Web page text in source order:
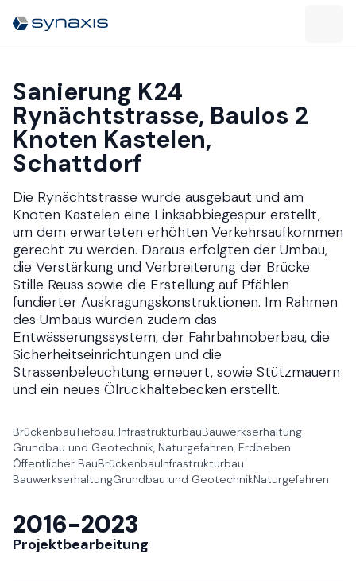
Sanierung K24
Rynächtstrasse, Baulos 2
Knoten Kastelen​​​​‌ ‍ ​‍​‍‌‍ ‌ ​‍‌‍‍‌‌‍‌ ‌‍‍‌‌‍ ‍​‍​‍​ ‍‍​‍​‍‌ ​ ‌‍​‌‌‍ ‍‌‍‍‌‌ ‌​‌ ‍‌​‍ ‍‌‍‍‌‌‍ ​‍​‍​‍ ​​‍​‍‌‍‍​‌ ​‍‌‍‌‌‌‍‌‍​‍​‍​ ‍‍​‍​‍‌‍‍​‌ ‌​‌ ‌​‌ ​​​ ‍‍​‍ ​‍ ‌‍ ​‌‍ ‌‍​ ‌‍​‌‌‍ ​‌‍‍​‌‍ ‌ ​ ‌ ‌​​ ‍‍​ ​ ​ ​ ​ ​ ​ ​ ​‍ ‌‍‍‌‌‍ ‍‌ ‌​‌‍‌‌‌‍ ‍‌ ‌​​‍ ‌‍‌‌‌‍‌​‌‍‍‌‌ ‌​​‍ ‌‍ ‌‌‍ ‌‍‌​‌‍‌‌​ ‌‌ ​​‌ ​‍‌‍‌‌‌ ​ ‌‍‌‌‌‍ ‍‌ ‌​‌‍​‌‌ ‌​‌‍‍‌‌‍ ‌‍ ‍​ ‍ ‌‍‍‌‌‍‌​​ ‌‌‍‌‌​ ‌‌‌‍‌‍​ ‌ ​ ‍‌‌‍‌‌‌‍​‍​ ​ ​‍ ‌‌‍‌‌​ ‌​‌‍‌​​ ‌​​‍ ‌​ ‌​​ ​‍‌‍‌‌‌‍​ ​‍ ‌‌‍​‍​ ‌‌​ ‌ ‌‍​‍​‍ ‌​ ​​​ ​‌​ ‌‌​ ​ ​ ‍‌​ ​ ‌‍‌‍​ ‌ ​ ‍​‌‍‌​​ ​ ​ ​ ​ ‍ ‌ ‌​‌ ‍‌‌ ​​‌‍‌‌​ ‌‌ ​​‌ ​‍‌‍ ‌‍‍‍‌‍‌‌‌‍​ ‌ ‌​​ ‍ ‌ ​​‌‍​‌‌ ‌​‌‍‍​​ ‌‌ ‌​‌‍‍‌‌ ‌​‌‍ ​‌‍‌‌​‍‌‌​ ‌‌‌​​‍‌‌ ‌‍‍ ‌‍‌‌‌ ‍‌​‍‌‌​ ​ ‌​‌​​‍‌‌​ ​ ‌​‌​​‍‌‌​ ​‍​ ​‍‌‍‌​‌‍‌‌​‍‌‌​ ​‍​ ​‍​‍‌‌​ ‌‌‌​‌​​‍ ‍‌ ‌‍‌‍​‌‌‍ ​‌ ‌‌‌‍‌‌​ ‌‍​‍‌‍​‌‌ ​ ‌‍‌‌‌‌‌‌‌ ​‍‌‍ ​​ ‌‌‍‍​‌ ‌​‌ ‌​‌ ​​​‍‌‌​ ​ ‌​​‌​‍‌‌​ ​‍‌​‌‍​‍‌‌​ ​‍‌​‌‍‌‍ ​‌‍ ‌‍​ ‌‍​‌‌‍ ​‌‍‍​‌‍ ‌ ​ ‌ ‌​​‍‌‌​ ​ ‌​​‌​ ​ ​ ​ ​ ​ ​ ​ ​‍‌‍‌‍‍‌‌‍‌​​ ‌‌‍‌‌​ ‌‌‌‍‌‍​ ‌ ​ ‍‌‌‍‌‌‌‍​‍​ ​ ​‍ ‌‌‍‌‌​ ‌​‌‍‌​​ ‌​​‍ ‌​ ‌​​ ​‍‌‍‌‌‌‍​ ​‍ ‌‌‍​‍​ ‌‌​ ‌ ‌‍​‍​‍ ‌​ ​​​ ​‌​ ‌‌​ ​ ​ ‍‌​ ​ ‌‍‌‍​ ‌ ​ ‍​‌‍‌​​ ​ ​ ​ ​‍‌‍‌ ‌​‌ ‍‌‌ ​​‌‍‌‌​ ‌‌ ​​‌ ​‍‌‍ ‌‍‍‍‌‍‌‌‌‍​ ‌ ‌​​‍‌‍‌ ​​‌‍​‌‌ ‌​‌‍‍​​ ‌‌ ‌​‌‍‍‌‌ ‌​‌‍ ​‌‍‌‌​‍‌‌​ ‌‌‌​​‍‌‌ ‌‍‍ ‌‍‌‌‌ ‍‌​‍‌‌​ ​ ‌​‌​​‍‌‌​ ​ ‌​‌​​‍‌‌​ ​‍​ ​‍‌‍‌​‌‍‌‌​‍‌‌​ ​‍​ ​‍​‍‌‌​ ‌‌‌​‌​​‍ ‍‌ ‌‍‌‍​‌‌‍ ​‌ ‌‌‌‍‌‌​‍‌‍‌ ​​‌‍‌‌‌ ​‍‌ ​ ‌ ​​‌‍‌‌‌‍​ ‌ ‌​‌‍‍‌‌ ‌‍‌‍‌‌​ ‌‌ ​​‌ ‌‌‌‍​‍‌‍ ​‌‍‍‌‌ ​ ‌‍‍​‌‍‌‌‌‍‌​​‍​‍‌ ‌,
Schattdorf​​​​‌ ‍ ​‍​‍‌‍ ‌ ​‍‌‍‍‌‌‍‌ ‌‍‍‌‌‍ ‍​‍​‍​ ‍‍​‍​‍‌ ​ ‌‍​‌‌‍ ‍‌‍‍‌‌ ‌​‌ ‍‌​‍ ‍‌‍‍‌‌‍ ​‍​‍​‍ ​​‍​‍‌‍‍​‌ ​‍‌‍‌‌‌‍‌‍​‍​‍​ ‍‍​‍​‍‌‍‍​‌ ‌​‌ ‌​‌ ​​​ ‍‍​‍ ​‍ ‌‍ ​‌‍ ‌‍​ ‌‍​‌‌‍ ​‌‍‍​‌‍ ‌ ​ ‌ ‌​​ ‍‍​ ​ ​ ​ ​ ​ ​ ​ ​‍ ‌‍‍‌‌‍ ‍‌ ‌​‌‍‌‌‌‍ ‍‌ ‌​​‍ ‌‍‌‌‌‍‌​‌‍‍‌‌ ‌​​‍ ‌‍ ‌‌‍ ‌‍‌​‌‍‌‌​ ‌‌ ​​‌ ​‍‌‍‌‌‌ ​ ‌‍‌‌‌‍ ‍‌ ‌​‌‍​‌‌ ‌​‌‍‍‌‌‍ ‌‍ ‍​ ‍ ‌‍‍‌‌‍‌​​ ‌‌‍‌‌​ ‌‌‌‍‌‍​ ‌ ​ ‍‌‌‍‌‌‌‍​‍​ ​ ​‍ ‌‌‍‌‌​ ‌​‌‍‌​​ ‌​​‍ ‌​ ‌​​ ​‍‌‍‌‌‌‍​ ​‍ ‌‌‍​‍​ ‌‌​ ‌ ‌‍​‍​‍ ‌​ ​​​ ​‌​ ‌‌​ ​ ​ ‍‌​ ​ ‌‍‌‍​ ‌ ​ ‍​‌‍‌​​ ​ ​ ​ ​ ‍ ‌ ‌​‌ ‍‌‌ ​​‌‍‌‌​ ‌‌ ​​‌ ​‍‌‍ ‌‍‍‍‌‍‌‌‌‍​ ‌ ‌​​ ‍ ‌ ​​‌‍​‌‌ ‌​‌‍‍​​ ‌‌‍ ​‌‍ ‌‍​ ‌‍​‌‌ ‌​‌‍‍‌‌‍ ‌‍ ‍​‍‌‌​ ‌‌‌​​‍‌‌ ‌‍‍ ‌‍‌‌‌ ‍‌​‍‌‌​ ​ ‌​‌​​‍‌‌​ ​ ‌​‌​​‍‌‌​ ​‍​ ​‍‌‍‌​‌‍‌‌​‍‌‌​ ​‍​ ​‍​‍‌‌​ ‌‌‌​‌​​‍ ‍‌ ‌‍‌‍​‌‌‍ ​‌ ‌‌‌‍‌‌​ ‌‍​‍‌‍​‌‌ ​ ‌‍‌‌‌‌‌‌‌ ​‍‌‍ ​​ ‌‌‍‍​‌ ‌​‌ ‌​‌ ​​​‍‌‌​ ​ ‌​​‌​‍‌‌​ ​‍‌​‌‍​‍‌‌​ ​‍‌​‌‍‌‍ ​‌‍ ‌‍​ ‌‍​‌‌‍ ​‌‍‍​‌‍ ‌ ​ ‌ ‌​​‍‌‌​ ​ ‌​​‌​ ​ ​ ​ ​ ​ ​ ​ ​‍‌‍‌‍‍‌‌‍‌​​ ‌‌‍‌‌​ ‌‌‌‍‌‍​ ‌ ​ ‍‌‌‍‌‌‌‍​‍​ ​ ​‍ ‌‌‍‌‌​ ‌​‌‍‌​​ ‌​​‍ ‌​ ‌​​ ​‍‌‍‌‌‌‍​ ​‍ ‌‌‍​‍​ ‌‌​ ‌ ‌‍​‍​‍ ‌​ ​​​ ​‌​ ‌‌​ ​ ​ ‍‌​ ​ ‌‍‌‍​ ‌ ​ ‍​‌‍‌​​ ​ ​ ​ ​‍‌‍‌ ‌​‌ ‍‌‌ ​​‌‍‌‌​ ‌‌ ​​‌ ​‍‌‍ ‌‍‍‍‌‍‌‌‌‍​ ‌ ‌​​‍‌‍‌ ​​‌‍​‌‌ ‌​‌‍‍​​ ‌‌‍ ​‌‍ ‌‍​ ‌‍​‌‌ ‌​‌‍‍‌‌‍ ‌‍ ‍​‍‌‌​ ‌‌‌​​‍‌‌ ‌‍‍ ‌‍‌‌‌ ‍‌​‍‌‌​ ​ ‌​‌​​‍‌‌​ ​ ‌​‌​​‍‌‌​ ​‍​ ​‍‌‍‌​‌‍‌‌​‍‌‌​ ​‍​ ​‍​‍‌‌​ ‌‌‌​‌​​‍ ‍‌ ‌‍‌‍​‌‌‍ ​‌ ‌‌‌‍‌‌​‍‌‍‌ ​​‌‍‌‌‌ ​‍‌ ​ ‌ ​​‌‍‌‌‌‍​ ‌ ‌​‌‍‍‌‌ ‌‍‌‍‌‌​ ‌‌ ​​‌ ‌‌‌‍​‍‌‍ ​‌‍‍‌‌ ​ ‌‍‍​‌‍‌‌‌‍‌​​‍​‍‌ ‌
Die Rynächtstrasse wurde ausgebaut und am
Knoten Kastelen eine Linksabbiegespur erstellt,
um dem erwarteten erhöhten Verkehrsaufkommen
gerecht zu werden. Daraus erfolgten der Umbau,
die Verstärkung und Verbreiterung der Brücke
Stille Reuss sowie die Erstellung auf Pfählen
fundierter Auskragungskonstruktionen. Im Rahmen
des Umbaus wurden zudem das
Entwässerungssystem, der Fahrbahnoberbau, die
Sicherheitseinrichtungen und die
Strassenbeleuchtung erneuert, sowie Stützmauern
und ein neues Ölrückhaltebecken erstellt.​​​​‌ ‍ ​‍​‍‌‍ ‌ ​‍‌‍‍‌‌‍‌ ‌‍‍‌‌‍ ‍​‍​‍​ ‍‍​‍​‍‌ ​ ‌‍​‌‌‍ ‍‌‍‍‌‌ ‌​‌ ‍‌​‍ ‍‌‍‍‌‌‍ ​‍​‍​‍ ​​‍​‍‌‍‍​‌ ​‍‌‍‌‌‌‍‌‍​‍​‍​ ‍‍​‍​‍‌‍‍​‌ ‌​‌ ‌​‌ ​​​ ‍‍​‍ ​‍ ‌‍ ​‌‍ ‌‍​ ‌‍​‌‌‍ ​‌‍‍​‌‍ ‌ ​ ‌ ‌​​ ‍‍​ ​ ​ ​ ​ ​ ​ ​ ​‍ ‌‍‍‌‌‍ ‍‌ ‌​‌‍‌‌‌‍ ‍‌ ‌​​‍ ‌‍‌‌‌‍‌​‌‍‍‌‌ ‌​​‍ ‌‍ ‌‌‍ ‌‍‌​‌‍‌‌​ ‌‌ ​​‌ ​‍‌‍‌‌‌ ​ ‌‍‌‌‌‍ ‍‌ ‌​‌‍​‌‌ ‌​‌‍‍‌‌‍ ‌‍ ‍​ ‍ ‌‍‍‌‌‍‌​​ ‌‌‍‌‌​ ‌‌‌‍‌‍​ ‌ ​ ‍‌‌‍‌‌‌‍​‍​ ​ ​‍ ‌‌‍‌‌​ ‌​‌‍‌​​ ‌​​‍ ‌​ ‌​​ ​‍‌‍‌‌‌‍​ ​‍ ‌‌‍​‍​ ‌‌​ ‌ ‌‍​‍​‍ ‌​ ​​​ ​‌​ ‌‌​ ​ ​ ‍‌​ ​ ‌‍‌‍​ ‌ ​ ‍​‌‍‌​​ ​ ​ ​ ​ ‍ ‌ ‌​‌ ‍‌‌ ​​‌‍‌‌​ ‌‌ ​​‌ ​‍‌‍ ‌‍‍‍‌‍‌‌‌‍​ ‌ ‌​​ ‍ ‌ ​​‌‍​‌‌ ‌​‌‍‍​​ ‌‌ ​ ‌‍‍​‌‍ ‌ ​‍‌ ‌​‌​‌​‌‍‌‌‌ ​ ‌‍​ ‌ ​‍‌‍‍‌‌ ​​‌ ‌​‌‍‍‌‌‍ ‌‍ ‍​‍‌‌​ ‌‌‌​​‍‌‌ ‌‍‍ ‌‍‌‌‌ ‍‌​‍‌‌​ ​ ‌​‌​​‍‌‌​ ​ ‌​‌​​‍‌‌​ ​‍​ ​‍‌‍‌​‌‍‌‌​‍‌‌​ ​‍​ ​‍​‍‌‌​ ‌‌‌​‌​​‍ ‍‌ ‌‍‌‍​‌‌‍ ​‌ ‌‌‌‍‌‌​ ‌‍​‍‌‍​‌‌ ​ ‌‍‌‌‌‌‌‌‌ ​‍‌‍ ​​ ‌‌‍‍​‌ ‌​‌ ‌​‌ ​​​‍‌‌​ ​ ‌​​‌​‍‌‌​ ​‍‌​‌‍​‍‌‌​ ​‍‌​‌‍‌‍ ​‌‍ ‌‍​ ‌‍​‌‌‍ ​‌‍‍​‌‍ ‌ ​ ‌ ‌​​‍‌‌​ ​ ‌​​‌​ ​ ​ ​ ​ ​ ​ ​ ​‍‌‍‌‍‍‌‌‍‌​​ ‌‌‍‌‌​ ‌‌‌‍‌‍​ ‌ ​ ‍‌‌‍‌‌‌‍​‍​ ​ ​‍ ‌‌‍‌‌​ ‌​‌‍‌​​ ‌​​‍ ‌​ ‌​​ ​‍‌‍‌‌‌‍​ ​‍ ‌‌‍​‍​ ‌‌​ ‌ ‌‍​‍​‍ ‌​ ​​​ ​‌​ ‌‌​ ​ ​ ‍‌​ ​ ‌‍‌‍​ ‌ ​ ‍​‌‍‌​​ ​ ​ ​ ​‍‌‍‌ ‌​‌ ‍‌‌ ​​‌‍‌‌​ ‌‌ ​​‌ ​‍‌‍ ‌‍‍‍‌‍‌‌‌‍​ ‌ ‌​​‍‌‍‌ ​​‌‍​‌‌ ‌​‌‍‍​​ ‌‌ ​ ‌‍‍​‌‍ ‌ ​‍‌ ‌​‌​‌​‌‍‌‌‌ ​ ‌‍​ ‌ ​‍‌‍‍‌‌ ​​‌ ‌​‌‍‍‌‌‍ ‌‍ ‍​‍‌‌​ ‌‌‌​​‍‌‌ ‌‍‍ ‌‍‌‌‌ ‍‌​‍‌‌​ ​ ‌​‌​​‍‌‌​ ​ ‌​‌​​‍‌‌​ ​‍​ ​‍‌‍‌​‌‍‌‌​‍‌‌​ ​‍​ ​‍​‍‌‌​ ‌‌‌​‌​​‍ ‍‌ ‌‍‌‍​‌‌‍ ​‌ ‌‌‌‍‌‌​‍‌‍‌ ​​‌‍‌‌‌ ​‍‌ ​ ‌ ​​‌‍‌‌‌‍​ ‌ ‌​‌‍‍‌‌ ‌‍‌‍‌‌​ ‌‌ ​​‌ ‌‌‌‍​‍‌‍ ​‌‍‍‌‌ ​ ‌‍‍​‌‍‌‌‌‍‌​​‍​‍‌ ‌
Brückenbau​​​​‌ ‍ ​‍​‍‌‍ ‌ ​‍‌‍‍‌‌‍‌ ‌‍‍‌‌‍ ‍​‍​‍​ ‍‍​‍​‍‌ ​ ‌‍​‌‌‍ ‍‌‍‍‌‌ ‌​‌ ‍‌​‍ ‍‌‍‍‌‌‍ ​‍​‍​‍ ​​‍​‍‌‍‍​‌ ​‍‌‍‌‌‌‍‌‍​‍​‍​ ‍‍​‍​‍‌‍‍​‌ ‌​‌ ‌​‌ ​​​ ‍‍​‍ ​‍ ‌‍ ​‌‍ ‌‍​ ‌‍​‌‌‍ ​‌‍‍​‌‍ ‌ ​ ‌ ‌​​ ‍‍​ ​ ​ ​ ​ ​ ​ ​ ​‍ ‌‍‍‌‌‍ ‍‌ ‌​‌‍‌‌‌‍ ‍‌ ‌​​‍ ‌‍‌‌‌‍‌​‌‍‍‌‌ ‌​​‍ ‌‍ ‌‌‍ ‌‍‌​‌‍‌‌​ ‌‌ ​​‌ ​‍‌‍‌‌‌ ​ ‌‍‌‌‌‍ ‍‌ ‌​‌‍​‌‌ ‌​‌‍‍‌‌‍ ‌‍ ‍​ ‍ ‌‍‍‌‌‍‌​​ ‌‌‌‍‌‌‍‍‌‌​‍‍‌‍‍‍‌ ​​‌ ‌‌‌ ‍​‌‍‍​‌ ‌ ​ ​ ‌‍‍‍‌‌‌​‌‍‌ ​ ‍‌‌ ‌ ​ ‌‍‌​‍‌‌‍‍ ‌‍ ‍‌‍‌​‌‌‌‍‌‍‌ ​ ‍ ‌ ‌​‌ ‍‌‌ ​​‌‍‌‌​ ‌‌ ​​‌ ​‍‌‍ ‌‍‍‍‌‍‌‌‌‍​ ‌ ‌​‌​​ ‌‍​‌‌ ‌​‌‍‌‌‌‍‌ ‌‍ ‌ ​‍‌ ‍‌​ ‍ ‌ ​​‌‍​‌‌ ‌​‌‍‍​​ ‌‌‍ ‍‌‍​‌‌‍ ‌‌‍‌‌​‍‌‌​ ‌‌‌​​‍‌‌ ‌‍‍ ‌‍‌‌‌ ‍‌​‍‌‌​ ​ ‌​‌​​‍‌‌​ ​ ‌​‌​​‍‌‌​ ​‍​ ​‍‌‍‌​‌‍‌‌​‍‌‌​ ​‍​ ​‍​‍‌‌​ ‌‌‌​‌​​‍ ‍‌ ‌‍‌‍​‌‌‍ ​‌ ‌‌‌‍‌‌​ ‌‍​‍‌‍​‌‌ ​ ‌‍‌‌‌‌‌‌‌ ​‍‌‍ ​​ ‌‌‍‍​‌ ‌​‌ ‌​‌ ​​​‍‌‌​ ​ ‌​​‌​‍‌‌​ ​‍‌​‌‍​‍‌‌​ ​‍‌​‌‍‌‍ ​‌‍ ‌‍​ ‌‍​‌‌‍ ​‌‍‍​‌‍ ‌ ​ ‌ ‌​​‍‌‌​ ​ ‌​​‌​ ​ ​ ​ ​ ​ ​ ​ ​‍‌‍‌‍‍‌‌‍‌​​ ‌‌‌‍‌‌‍‍‌‌​‍‍‌‍‍‍‌ ​​‌ ‌‌‌ ‍​‌‍‍​‌ ‌ ​ ​ ‌‍‍‍‌‌‌​‌‍‌ ​ ‍‌‌ ‌ ​ ‌‍‌​‍‌‌‍‍ ‌‍ ‍‌‍‌​‌‌‌‍‌‍‌ ​‍‌‍‌ ‌​‌ ‍‌‌ ​​‌‍‌‌​ ‌‌ ​​‌ ​‍‌‍ ‌‍‍‍‌‍‌‌‌‍​ ‌ ‌​‌​​ ‌‍​‌‌ ‌​‌‍‌‌‌‍‌ ‌‍ ‌ ​‍‌ ‍‌​‍‌‍‌ ​​‌‍​‌‌ ‌​‌‍‍​​ ‌‌‍ ‍‌‍​‌‌‍ ‌‌‍‌‌​‍‌‌​ ‌‌‌​​‍‌‌ ‌‍‍ ‌‍‌‌‌ ‍‌​‍‌‌​ ​ ‌​‌​​‍‌‌​ ​ ‌​‌​​‍‌‌​ ​‍​ ​‍‌‍‌​‌‍‌‌​‍‌‌​ ​‍​ ​‍​‍‌‌​ ‌‌‌​‌​​‍ ‍‌ ‌‍‌‍​‌‌‍ ​‌ ‌‌‌‍‌‌​‍‌‍‌ ​​‌‍‌‌‌ ​‍‌ ​ ‌ ​​‌‍‌‌‌‍​ ‌ ‌​‌‍‍‌‌ ‌‍‌‍‌‌​ ‌‌ ​​‌ ‌‌‌‍​‍‌‍ ​‌‍‍‌‌ ​ ‌‍‍​‌‍‌‌‌‍‌​​‍​‍‌ ‌Tiefbau, Infrastrukturbau​​​​‌ ‍ ​‍​‍‌‍ ‌ ​‍‌‍‍‌‌‍‌ ‌‍‍‌‌‍ ‍​‍​‍​ ‍‍​‍​‍‌ ​ ‌‍​‌‌‍ ‍‌‍‍‌‌ ‌​‌ ‍‌​‍ ‍‌‍‍‌‌‍ ​‍​‍​‍ ​​‍​‍‌‍‍​‌ ​‍‌‍‌‌‌‍‌‍​‍​‍​ ‍‍​‍​‍‌‍‍​‌ ‌​‌ ‌​‌ ​​​ ‍‍​‍ ​‍ ‌‍ ​‌‍ ‌‍​ ‌‍​‌‌‍ ​‌‍‍​‌‍ ‌ ​ ‌ ‌​​ ‍‍​ ​ ​ ​ ​ ​ ​ ​ ​‍ ‌‍‍‌‌‍ ‍‌ ‌​‌‍‌‌‌‍ ‍‌ ‌​​‍ ‌‍‌‌‌‍‌​‌‍‍‌‌ ‌​​‍ ‌‍ ‌‌‍ ‌‍‌​‌‍‌‌​ ‌‌ ​​‌ ​‍‌‍‌‌‌ ​ ‌‍‌‌‌‍ ‍‌ ‌​‌‍​‌‌ ‌​‌‍‍‌‌‍ ‌‍ ‍​ ‍ ‌‍‍‌‌‍‌​​ ‌‌ ‌ ‌‍​‍‌ ​ ‌‍ ​​ ‌​‌‍ ‍‌​​‍‌​ ‌‌‌​‍‌‍ ‌‌​ ‌‌‍‌‍‌‌‌ ‌ ‌‌‌​​‍‌ ​​‌​​‍‌‌‍​​ ‌ ‌​‍‌​ ‌ ‌‍‌ ​ ‍ ‌ ‌​‌ ‍‌‌ ​​‌‍‌‌​ ‌‌ ​​‌ ​‍‌‍ ‌‍‍‍‌‍‌‌‌‍​ ‌ ‌​‌​​ ‌‍​‌‌ ‌​‌‍‌‌‌‍‌ ‌‍ ‌ ​‍‌ ‍‌​ ‍ ‌ ​​‌‍​‌‌ ‌​‌‍‍​​ ‌‌‍ ‍‌‍​‌‌‍ ‌‌‍‌‌​‍‌‌​ ‌‌‌​​‍‌‌ ‌‍‍ ‌‍‌‌‌ ‍‌​‍‌‌​ ​ ‌​‌​​‍‌‌​ ​ ‌​‌​​‍‌‌​ ​‍​ ​‍‌‍‌​‌‍‌‌​‍‌‌​ ​‍​ ​‍​‍‌‌​ ‌‌‌​‌​​‍ ‍‌ ‌‍‌‍​‌‌‍ ​‌ ‌‌‌‍‌‌​ ‌‍​‍‌‍​‌‌ ​ ‌‍‌‌‌‌‌‌‌ ​‍‌‍ ​​ ‌‌‍‍​‌ ‌​‌ ‌​‌ ​​​‍‌‌​ ​ ‌​​‌​‍‌‌​ ​‍‌​‌‍​‍‌‌​ ​‍‌​‌‍‌‍ ​‌‍ ‌‍​ ‌‍​‌‌‍ ​‌‍‍​‌‍ ‌ ​ ‌ ‌​​‍‌‌​ ​ ‌​​‌​ ​ ​ ​ ​ ​ ​ ​ ​‍‌‍‌‍‍‌‌‍‌​​ ‌‌ ‌ ‌‍​‍‌ ​ ‌‍ ​​ ‌​‌‍ ‍‌​​‍‌​ ‌‌‌​‍‌‍ ‌‌​ ‌‌‍‌‍‌‌‌ ‌ ‌‌‌​​‍‌ ​​‌​​‍‌‌‍​​ ‌ ‌​‍‌​ ‌ ‌‍‌ ​‍‌‍‌ ‌​‌ ‍‌‌ ​​‌‍‌‌​ ‌‌ ​​‌ ​‍‌‍ ‌‍‍‍‌‍‌‌‌‍​ ‌ ‌​‌​​ ‌‍​‌‌ ‌​‌‍‌‌‌‍‌ ‌‍ ‌ ​‍‌ ‍‌​‍‌‍‌ ​​‌‍​‌‌ ‌​‌‍‍​​ ‌‌‍ ‍‌‍​‌‌‍ ‌‌‍‌‌​‍‌‌​ ‌‌‌​​‍‌‌ ‌‍‍ ‌‍‌‌‌ ‍‌​‍‌‌​ ​ ‌​‌​​‍‌‌​ ​ ‌​‌​​‍‌‌​ ​‍​ ​‍‌‍‌​‌‍‌‌​‍‌‌​ ​‍​ ​‍​‍‌‌​ ‌‌‌​‌​​‍ ‍‌ ‌‍‌‍​‌‌‍ ​‌ ‌‌‌‍‌‌​‍‌‍‌ ​​‌‍‌‌‌ ​‍‌ ​ ‌ ​​‌‍‌‌‌‍​ ‌ ‌​‌‍‍‌‌ ‌‍‌‍‌‌​ ‌‌ ​​‌ ‌‌‌‍​‍‌‍ ​‌‍‍‌‌ ​ ‌‍‍​‌‍‌‌‌‍‌​​‍​‍‌ ‌Bauwerkserhaltung​​​​‌ ‍ ​‍​‍‌‍ ‌ ​‍‌‍‍‌‌‍‌ ‌‍‍‌‌‍ ‍​‍​‍​ ‍‍​‍​‍‌ ​ ‌‍​‌‌‍ ‍‌‍‍‌‌ ‌​‌ ‍‌​‍ ‍‌‍‍‌‌‍ ​‍​‍​‍ ​​‍​‍‌‍‍​‌ ​‍‌‍‌‌‌‍‌‍​‍​‍​ ‍‍​‍​‍‌‍‍​‌ ‌​‌ ‌​‌ ​​​ ‍‍​‍ ​‍ ‌‍ ​‌‍ ‌‍​ ‌‍​‌‌‍ ​‌‍‍​‌‍ ‌ ​ ‌ ‌​​ ‍‍​ ​ ​ ​ ​ ​ ​ ​ ​‍ ‌‍‍‌‌‍ ‍‌ ‌​‌‍‌‌‌‍ ‍‌ ‌​​‍ ‌‍‌‌‌‍‌​‌‍‍‌‌ ‌​​‍ ‌‍ ‌‌‍ ‌‍‌​‌‍‌‌​ ‌‌ ​​‌ ​‍‌‍‌‌‌ ​ ‌‍‌‌‌‍ ‍‌ ‌​‌‍​‌‌ ‌​‌‍‍‌‌‍ ‌‍ ‍​ ‍ ‌‍‍‌‌‍‌​​ ‌‌‌‍‌‌‍‍‌‌​‍‍‌‍‍‍‌ ​​‌ ‌‌‌ ‍​‌‍‍​‌ ‌ ​ ​ ‌‍‍‍‌‌‌​‌‍‌ ​ ‍‌‌ ‌ ​ ‌‍‌​‍‌‌‍‍ ‌‍ ‍‌‍‌​‌‍​‌‌‌‌ ​ ‍ ‌ ‌​‌ ‍‌‌ ​​‌‍‌‌​ ‌‌ ​​‌ ​‍‌‍ ‌‍‍‍‌‍‌‌‌‍​ ‌ ‌​‌​​ ‌‍​‌‌ ‌​‌‍‌‌‌‍‌ ‌‍ ‌ ​‍‌ ‍‌​ ‍ ‌ ​​‌‍​‌‌ ‌​‌‍‍​​ ‌‌‍ ‍‌‍​‌‌‍ ‌‌‍‌‌​‍‌‌​ ‌‌‌​​‍‌‌ ‌‍‍ ‌‍‌‌‌ ‍‌​‍‌‌​ ​ ‌​‌​​‍‌‌​ ​ ‌​‌​​‍‌‌​ ​‍​ ​‍‌‍‌​‌‍‌‌​‍‌‌​ ​‍​ ​‍​‍‌‌​ ‌‌‌​‌​​‍ ‍‌ ‌‍‌‍​‌‌‍ ​‌ ‌‌‌‍‌‌​ ‌‍​‍‌‍​‌‌ ​ ‌‍‌‌‌‌‌‌‌ ​‍‌‍ ​​ ‌‌‍‍​‌ ‌​‌ ‌​‌ ​​​‍‌‌​ ​ ‌​​‌​‍‌‌​ ​‍‌​‌‍​‍‌‌​ ​‍‌​‌‍‌‍ ​‌‍ ‌‍​ ‌‍​‌‌‍ ​‌‍‍​‌‍ ‌ ​ ‌ ‌​​‍‌‌​ ​ ‌​​‌​ ​ ​ ​ ​ ​ ​ ​ ​‍‌‍‌‍‍‌‌‍‌​​ ‌‌‌‍‌‌‍‍‌‌​‍‍‌‍‍‍‌ ​​‌ ‌‌‌ ‍​‌‍‍​‌ ‌ ​ ​ ‌‍‍‍‌‌‌​‌‍‌ ​ ‍‌‌ ‌ ​ ‌‍‌​‍‌‌‍‍ ‌‍ ‍‌‍‌​‌‍​‌‌‌‌ ​‍‌‍‌ ‌​‌ ‍‌‌ ​​‌‍‌‌​ ‌‌ ​​‌ ​‍‌‍ ‌‍‍‍‌‍‌‌‌‍​ ‌ ‌​‌​​ ‌‍​‌‌ ‌​‌‍‌‌‌‍‌ ‌‍ ‌ ​‍‌ ‍‌​‍‌‍‌ ​​‌‍​‌‌ ‌​‌‍‍​​ ‌‌‍ ‍‌‍​‌‌‍ ‌‌‍‌‌​‍‌‌​ ‌‌‌​​‍‌‌ ‌‍‍ ‌‍‌‌‌ ‍‌​‍‌‌​ ​ ‌​‌​​‍‌‌​ ​ ‌​‌​​‍‌‌​ ​‍​ ​‍‌‍‌​‌‍‌‌​‍‌‌​ ​‍​ ​‍​‍‌‌​ ‌‌‌​‌​​‍ ‍‌ ‌‍‌‍​‌‌‍ ​‌ ‌‌‌‍‌‌​‍‌‍‌ ​​‌‍‌‌‌ ​‍‌ ​ ‌ ​​‌‍‌‌‌‍​ ‌ ‌​‌‍‍‌‌ ‌‍‌‍‌‌​ ‌‌ ​​‌ ‌‌‌‍​‍‌‍ ​‌‍‍‌‌ ​ ‌‍‍​‌‍‌‌‌‍‌​​‍​‍‌ ‌
Grundbau und Geotechnik, Naturgefahren, Erdbeben​​​​‌ ‍ ​‍​‍‌‍ ‌ ​‍‌‍‍‌‌‍‌ ‌‍‍‌‌‍ ‍​‍​‍​ ‍‍​‍​‍‌ ​ ‌‍​‌‌‍ ‍‌‍‍‌‌ ‌​‌ ‍‌​‍ ‍‌‍‍‌‌‍ ​‍​‍​‍ ​​‍​‍‌‍‍​‌ ​‍‌‍‌‌‌‍‌‍​‍​‍​ ‍‍​‍​‍‌‍‍​‌ ‌​‌ ‌​‌ ​​​ ‍‍​‍ ​‍ ‌‍ ​‌‍ ‌‍​ ‌‍​‌‌‍ ​‌‍‍​‌‍ ‌ ​ ‌ ‌​​ ‍‍​ ​ ​ ​ ​ ​ ​ ​ ​‍ ‌‍‍‌‌‍ ‍‌ ‌​‌‍‌‌‌‍ ‍‌ ‌​​‍ ‌‍‌‌‌‍‌​‌‍‍‌‌ ‌​​‍ ‌‍ ‌‌‍ ‌‍‌​‌‍‌‌​ ‌‌ ​​‌ ​‍‌‍‌‌‌ ​ ‌‍‌‌‌‍ ‍‌ ‌​‌‍​‌‌ ‌​‌‍‍‌‌‍ ‌‍ ‍​ ‍ ‌‍‍‌‌‍‌​​ ‌‌‌‍‌‌‍‍‌‌​‍‍‌‍‍‍‌ ​​‌ ‌‌‌ ‍​‌‍‍​‌ ‌ ​ ​ ‌‍‍‍‌‌‌​‌‍‌ ​ ‍‌‌ ‌ ​ ‌‍‌​‍‌‌‍‍ ‌‍ ‍‌‍‌​‌‍‌‍‌​ ‌​ ‍ ‌ ‌​‌ ‍‌‌ ​​‌‍‌‌​ ‌‌ ​​‌ ​‍‌‍ ‌‍‍‍‌‍‌‌‌‍​ ‌ ‌​‌​​ ‌‍​‌‌ ‌​‌‍‌‌‌‍‌ ‌‍ ‌ ​‍‌ ‍‌​ ‍ ‌ ​​‌‍​‌‌ ‌​‌‍‍​​ ‌‌‍ ‍‌‍​‌‌‍ ‌‌‍‌‌​‍‌‌​ ‌‌‌​​‍‌‌ ‌‍‍ ‌‍‌‌‌ ‍‌​‍‌‌​ ​ ‌​‌​​‍‌‌​ ​ ‌​‌​​‍‌‌​ ​‍​ ​‍‌‍‌​‌‍‌‌​‍‌‌​ ​‍​ ​‍​‍‌‌​ ‌‌‌​‌​​‍ ‍‌ ‌‍‌‍​‌‌‍ ​‌ ‌‌‌‍‌‌​ ‌‍​‍‌‍​‌‌ ​ ‌‍‌‌‌‌‌‌‌ ​‍‌‍ ​​ ‌‌‍‍​‌ ‌​‌ ‌​‌ ​​​‍‌‌​ ​ ‌​​‌​‍‌‌​ ​‍‌​‌‍​‍‌‌​ ​‍‌​‌‍‌‍ ​‌‍ ‌‍​ ‌‍​‌‌‍ ​‌‍‍​‌‍ ‌ ​ ‌ ‌​​‍‌‌​ ​ ‌​​‌​ ​ ​ ​ ​ ​ ​ ​ ​‍‌‍‌‍‍‌‌‍‌​​ ‌‌‌‍‌‌‍‍‌‌​‍‍‌‍‍‍‌ ​​‌ ‌‌‌ ‍​‌‍‍​‌ ‌ ​ ​ ‌‍‍‍‌‌‌​‌‍‌ ​ ‍‌‌ ‌ ​ ‌‍‌​‍‌‌‍‍ ‌‍ ‍‌‍‌​‌‍‌‍‌​ ‌​‍‌‍‌ ‌​‌ ‍‌‌ ​​‌‍‌‌​ ‌‌ ​​‌ ​‍‌‍ ‌‍‍‍‌‍‌‌‌‍​ ‌ ‌​‌​​ ‌‍​‌‌ ‌​‌‍‌‌‌‍‌ ‌‍ ‌ ​‍‌ ‍‌​‍‌‍‌ ​​‌‍​‌‌ ‌​‌‍‍​​ ‌‌‍ ‍‌‍​‌‌‍ ‌‌‍‌‌​‍‌‌​ ‌‌‌​​‍‌‌ ‌‍‍ ‌‍‌‌‌ ‍‌​‍‌‌​ ​ ‌​‌​​‍‌‌​ ​ ‌​‌​​‍‌‌​ ​‍​ ​‍‌‍‌​‌‍‌‌​‍‌‌​ ​‍​ ​‍​‍‌‌​ ‌‌‌​‌​​‍ ‍‌ ‌‍‌‍​‌‌‍ ​‌ ‌‌‌‍‌‌​‍‌‍‌ ​​‌‍‌‌‌ ​‍‌ ​ ‌ ​​‌‍‌‌‌‍​ ‌ ‌​‌‍‍‌‌ ‌‍‌‍‌‌​ ‌‌ ​​‌ ‌‌‌‍​‍‌‍ ​‌‍‍‌‌ ​ ‌‍‍​‌‍‌‌‌‍‌​​‍​‍‌ ‌
Öffentlicher Bau​​​​‌ ‍ ​‍​‍‌‍ ‌ ​‍‌‍‍‌‌‍‌ ‌‍‍‌‌‍ ‍​‍​‍​ ‍‍​‍​‍‌ ​ ‌‍​‌‌‍ ‍‌‍‍‌‌ ‌​‌ ‍‌​‍ ‍‌‍‍‌‌‍ ​‍​‍​‍ ​​‍​‍‌‍‍​‌ ​‍‌‍‌‌‌‍‌‍​‍​‍​ ‍‍​‍​‍‌‍‍​‌ ‌​‌ ‌​‌ ​​​ ‍‍​‍ ​‍ ‌‍ ​‌‍ ‌‍​ ‌‍​‌‌‍ ​‌‍‍​‌‍ ‌ ​ ‌ ‌​​ ‍‍​ ​ ​ ​ ​ ​ ​ ​ ​‍ ‌‍‍‌‌‍ ‍‌ ‌​‌‍‌‌‌‍ ‍‌ ‌​​‍ ‌‍‌‌‌‍‌​‌‍‍‌‌ ‌​​‍ ‌‍ ‌‌‍ ‌‍‌​‌‍‌‌​ ‌‌ ​​‌ ​‍‌‍‌‌‌ ​ ‌‍‌‌‌‍ ‍‌ ‌​‌‍​‌‌ ‌​‌‍‍‌‌‍ ‌‍ ‍​ ‍ ‌‍‍‌‌‍‌​​ ‌‌ ‌ ‌‍​‍‌ ​ ‌‍ ​​ ‌​‌‍ ‍‌​​‍‌​ ‌‌‌​‍‌‍ ‌‌​ ‌‌‍‌‍‌‌‌ ‌ ‌‌‌​​‍‌ ​​‌​​‍‌‌‍​​ ‌ ‌​‍‌‌‍‍‌‌​​‌​ ‍ ‌ ‌​‌ ‍‌‌ ​​‌‍‌‌​ ‌‌ ​​‌ ​‍‌‍ ‌‍‍‍‌‍‌‌‌‍​ ‌ ‌​‌​​ ‌‍​‌‌ ‌​‌‍‌‌‌‍‌ ‌‍ ‌ ​‍‌ ‍‌​ ‍ ‌ ​​‌‍​‌‌ ‌​‌‍‍​​ ‌‌‍ ‍‌‍​‌‌‍ ‌‌‍‌‌​‍‌‌​ ‌‌‌​​‍‌‌ ‌‍‍ ‌‍‌‌‌ ‍‌​‍‌‌​ ​ ‌​‌​​‍‌‌​ ​ ‌​‌​​‍‌‌​ ​‍​ ​‍‌‍‌​‌‍‌‌​‍‌‌​ ​‍​ ​‍​‍‌‌​ ‌‌‌​‌​​‍ ‍‌ ‌‍‌‍​‌‌‍ ​‌ ‌‌‌‍‌‌​ ‌‍​‍‌‍​‌‌ ​ ‌‍‌‌‌‌‌‌‌ ​‍‌‍ ​​ ‌‌‍‍​‌ ‌​‌ ‌​‌ ​​​‍‌‌​ ​ ‌​​‌​‍‌‌​ ​‍‌​‌‍​‍‌‌​ ​‍‌​‌‍‌‍ ​‌‍ ‌‍​ ‌‍​‌‌‍ ​‌‍‍​‌‍ ‌ ​ ‌ ‌​​‍‌‌​ ​ ‌​​‌​ ​ ​ ​ ​ ​ ​ ​ ​‍‌‍‌‍‍‌‌‍‌​​ ‌‌ ‌ ‌‍​‍‌ ​ ‌‍ ​​ ‌​‌‍ ‍‌​​‍‌​ ‌‌‌​‍‌‍ ‌‌​ ‌‌‍‌‍‌‌‌ ‌ ‌‌‌​​‍‌ ​​‌​​‍‌‌‍​​ ‌ ‌​‍‌‌‍‍‌‌​​‌​‍‌‍‌ ‌​‌ ‍‌‌ ​​‌‍‌‌​ ‌‌ ​​‌ ​‍‌‍ ‌‍‍‍‌‍‌‌‌‍​ ‌ ‌​‌​​ ‌‍​‌‌ ‌​‌‍‌‌‌‍‌ ‌‍ ‌ ​‍‌ ‍‌​‍‌‍‌ ​​‌‍​‌‌ ‌​‌‍‍​​ ‌‌‍ ‍‌‍​‌‌‍ ‌‌‍‌‌​‍‌‌​ ‌‌‌​​‍‌‌ ‌‍‍ ‌‍‌‌‌ ‍‌​‍‌‌​ ​ ‌​‌​​‍‌‌​ ​ ‌​‌​​‍‌‌​ ​‍​ ​‍‌‍‌​‌‍‌‌​‍‌‌​ ​‍​ ​‍​‍‌‌​ ‌‌‌​‌​​‍ ‍‌ ‌‍‌‍​‌‌‍ ​‌ ‌‌‌‍‌‌​‍‌‍‌ ​​‌‍‌‌‌ ​‍‌ ​ ‌ ​​‌‍‌‌‌‍​ ‌ ‌​‌‍‍‌‌ ‌‍‌‍‌‌​ ‌‌ ​​‌ ‌‌‌‍​‍‌‍ ​‌‍‍‌‌ ​ ‌‍‍​‌‍‌‌‌‍‌​​‍​‍‌ ‌Brückenbau​​​​‌ ‍ ​‍​‍‌‍ ‌ ​‍‌‍‍‌‌‍‌ ‌‍‍‌‌‍ ‍​‍​‍​ ‍‍​‍​‍‌ ​ ‌‍​‌‌‍ ‍‌‍‍‌‌ ‌​‌ ‍‌​‍ ‍‌‍‍‌‌‍ ​‍​‍​‍ ​​‍​‍‌‍‍​‌ ​‍‌‍‌‌‌‍‌‍​‍​‍​ ‍‍​‍​‍‌‍‍​‌ ‌​‌ ‌​‌ ​​​ ‍‍​‍ ​‍ ‌‍ ​‌‍ ‌‍​ ‌‍​‌‌‍ ​‌‍‍​‌‍ ‌ ​ ‌ ‌​​ ‍‍​ ​ ​ ​ ​ ​ ​ ​ ​‍ ‌‍‍‌‌‍ ‍‌ ‌​‌‍‌‌‌‍ ‍‌ ‌​​‍ ‌‍‌‌‌‍‌​‌‍‍‌‌ ‌​​‍ ‌‍ ‌‌‍ ‌‍‌​‌‍‌‌​ ‌‌ ​​‌ ​‍‌‍‌‌‌ ​ ‌‍‌‌‌‍ ‍‌ ‌​‌‍​‌‌ ‌​‌‍‍‌‌‍ ‌‍ ‍​ ‍ ‌‍‍‌‌‍‌​​ ‌​ ‌‍‌‍​‍‌‍​‍​ ‌​​ ​‍‌‍‌‍‌‍‌‌​ ‌‍​‍ ‌​ ​‌​ ‌ ‌‍​‌​ ‍​​‍ ‌​ ‌​‌‍​ ‌‍‌‍‌‍‌‍​‍ ‌​ ‍​​ ‌‍​ ‍​‌‍‌‌​‍ ‌​ ​​​ ​​​ ​‌​ ‌ ​ ​‍​ ‌ ​ ‍​​ ‌ ‌‍‌‍​ ​‌‌‍​ ‌‍​‌​ ‍ ‌ ‌​‌ ‍‌‌ ​​‌‍‌‌​ ‌‌‍​ ‌‍ ‌‍ ‌‌ ​​‌‍‌‌‌ ‌​‌‍‌‌‌‍ ‍‌‍​ ‌‍‌‌​ ‍ ‌ ​​‌‍​‌‌ ‌​‌‍‍​​ ‌‌‍ ‍‌‍​‌‌‍ ‌‌‍‌‌​‍‌‌​ ‌‌‌​​‍‌‌ ‌‍‍ ‌‍‌‌‌ ‍‌​‍‌‌​ ​ ‌​‌​​‍‌‌​ ​ ‌​‌​​‍‌‌​ ​‍​ ​‍‌‍‌​‌‍‌‌​‍‌‌​ ​‍​ ​‍​‍‌‌​ ‌‌‌​‌​​‍ ‍‌ ‌‍‌‍​‌‌‍ ​‌ ‌‌‌‍‌‌​ ‌‍​‍‌‍​‌‌ ​ ‌‍‌‌‌‌‌‌‌ ​‍‌‍ ​​ ‌‌‍‍​‌ ‌​‌ ‌​‌ ​​​‍‌‌​ ​ ‌​​‌​‍‌‌​ ​‍‌​‌‍​‍‌‌​ ​‍‌​‌‍‌‍ ​‌‍ ‌‍​ ‌‍​‌‌‍ ​‌‍‍​‌‍ ‌ ​ ‌ ‌​​‍‌‌​ ​ ‌​​‌​ ​ ​ ​ ​ ​ ​ ​ ​‍‌‍‌‍‍‌‌‍‌​​ ‌​ ‌‍‌‍​‍‌‍​‍​ ‌​​ ​‍‌‍‌‍‌‍‌‌​ ‌‍​‍ ‌​ ​‌​ ‌ ‌‍​‌​ ‍​​‍ ‌​ ‌​‌‍​ ‌‍‌‍‌‍‌‍​‍ ‌​ ‍​​ ‌‍​ ‍​‌‍‌‌​‍ ‌​ ​​​ ​​​ ​‌​ ‌ ​ ​‍​ ‌ ​ ‍​​ ‌ ‌‍‌‍​ ​‌‌‍​ ‌‍​‌​‍‌‍‌ ‌​‌ ‍‌‌ ​​‌‍‌‌​ ‌‌‍​ ‌‍ ‌‍ ‌‌ ​​‌‍‌‌‌ ‌​‌‍‌‌‌‍ ‍‌‍​ ‌‍‌‌​‍‌‍‌ ​​‌‍​‌‌ ‌​‌‍‍​​ ‌‌‍ ‍‌‍​‌‌‍ ‌‌‍‌‌​‍‌‌​ ‌‌‌​​‍‌‌ ‌‍‍ ‌‍‌‌‌ ‍‌​‍‌‌​ ​ ‌​‌​​‍‌‌​ ​ ‌​‌​​‍‌‌​ ​‍​ ​‍‌‍‌​‌‍‌‌​‍‌‌​ ​‍​ ​‍​‍‌‌​ ‌‌‌​‌​​‍ ‍‌ ‌‍‌‍​‌‌‍ ​‌ ‌‌‌‍‌‌​‍‌‍‌ ​​‌‍‌‌‌ ​‍‌ ​ ‌ ​​‌‍‌‌‌‍​ ‌ ‌​‌‍‍‌‌ ‌‍‌‍‌‌​ ‌‌ ​​‌ ‌‌‌‍​‍‌‍ ​‌‍‍‌‌ ​ ‌‍‍​‌‍‌‌‌‍‌​​‍​‍‌ ‌Infrastrukturbau​​​​‌ ‍ ​‍​‍‌‍ ‌ ​‍‌‍‍‌‌‍‌ ‌‍‍‌‌‍ ‍​‍​‍​ ‍‍​‍​‍‌ ​ ‌‍​‌‌‍ ‍‌‍‍‌‌ ‌​‌ ‍‌​‍ ‍‌‍‍‌‌‍ ​‍​‍​‍ ​​‍​‍‌‍‍​‌ ​‍‌‍‌‌‌‍‌‍​‍​‍​ ‍‍​‍​‍‌‍‍​‌ ‌​‌ ‌​‌ ​​​ ‍‍​‍ ​‍ ‌‍ ​‌‍ ‌‍​ ‌‍​‌‌‍ ​‌‍‍​‌‍ ‌ ​ ‌ ‌​​ ‍‍​ ​ ​ ​ ​ ​ ​ ​ ​‍ ‌‍‍‌‌‍ ‍‌ ‌​‌‍‌‌‌‍ ‍‌ ‌​​‍ ‌‍‌‌‌‍‌​‌‍‍‌‌ ‌​​‍ ‌‍ ‌‌‍ ‌‍‌​‌‍‌‌​ ‌‌ ​​‌ ​‍‌‍‌‌‌ ​ ‌‍‌‌‌‍ ‍‌ ‌​‌‍​‌‌ ‌​‌‍‍‌‌‍ ‌‍ ‍​ ‍ ‌‍‍‌‌‍‌​​ ‌‌‍​‍​ ​‌‌‍​‍​ ​‍​ ‌​‌‍‌​‌‍​‌​ ‌ ​‍ ‌‌‍‌​‌‍‌‌​ ‌​​ ‍​​‍ ‌​ ‌​​ ‌​​ ‍‌‌‍​‍​‍ ‌‌‍​‌​ ​ ​ ‌ ‌‍​‌​‍ ‌​ ​‌​ ‌ ‌‍​‌​ ‍‌​ ​ ​ ‍​‌‍‌​‌‍‌‍‌‍​‍​ ‌‌‌‍​ ‌‍​‌​ ‍ ‌ ‌​‌ ‍‌‌ ​​‌‍‌‌​ ‌‌‍​ ‌‍ ‌‍ ‌‌ ​​‌‍‌‌‌ ‌​‌‍‌‌‌‍ ‍‌‍​ ‌‍‌‌​ ‍ ‌ ​​‌‍​‌‌ ‌​‌‍‍​​ ‌‌‍ ‍‌‍​‌‌‍ ‌‌‍‌‌​‍‌‌​ ‌‌‌​​‍‌‌ ‌‍‍ ‌‍‌‌‌ ‍‌​‍‌‌​ ​ ‌​‌​​‍‌‌​ ​ ‌​‌​​‍‌‌​ ​‍​ ​‍‌‍‌​‌‍‌‌​‍‌‌​ ​‍​ ​‍​‍‌‌​ ‌‌‌​‌​​‍ ‍‌ ‌‍‌‍​‌‌‍ ​‌ ‌‌‌‍‌‌​ ‌‍​‍‌‍​‌‌ ​ ‌‍‌‌‌‌‌‌‌ ​‍‌‍ ​​ ‌‌‍‍​‌ ‌​‌ ‌​‌ ​​​‍‌‌​ ​ ‌​​‌​‍‌‌​ ​‍‌​‌‍​‍‌‌​ ​‍‌​‌‍‌‍ ​‌‍ ‌‍​ ‌‍​‌‌‍ ​‌‍‍​‌‍ ‌ ​ ‌ ‌​​‍‌‌​ ​ ‌​​‌​ ​ ​ ​ ​ ​ ​ ​ ​‍‌‍‌‍‍‌‌‍‌​​ ‌‌‍​‍​ ​‌‌‍​‍​ ​‍​ ‌​‌‍‌​‌‍​‌​ ‌ ​‍ ‌‌‍‌​‌‍‌‌​ ‌​​ ‍​​‍ ‌​ ‌​​ ‌​​ ‍‌‌‍​‍​‍ ‌‌‍​‌​ ​ ​ ‌ ‌‍​‌​‍ ‌​ ​‌​ ‌ ‌‍​‌​ ‍‌​ ​ ​ ‍​‌‍‌​‌‍‌‍‌‍​‍​ ‌‌‌‍​ ‌‍​‌​‍‌‍‌ ‌​‌ ‍‌‌ ​​‌‍‌‌​ ‌‌‍​ ‌‍ ‌‍ ‌‌ ​​‌‍‌‌‌ ‌​‌‍‌‌‌‍ ‍‌‍​ ‌‍‌‌​‍‌‍‌ ​​‌‍​‌‌ ‌​‌‍‍​​ ‌‌‍ ‍‌‍​‌‌‍ ‌‌‍‌‌​‍‌‌​ ‌‌‌​​‍‌‌ ‌‍‍ ‌‍‌‌‌ ‍‌​‍‌‌​ ​ ‌​‌​​‍‌‌​ ​ ‌​‌​​‍‌‌​ ​‍​ ​‍‌‍‌​‌‍‌‌​‍‌‌​ ​‍​ ​‍​‍‌‌​ ‌‌‌​‌​​‍ ‍‌ ‌‍‌‍​‌‌‍ ​‌ ‌‌‌‍‌‌​‍‌‍‌ ​​‌‍‌‌‌ ​‍‌ ​ ‌ ​​‌‍‌‌‌‍​ ‌ ‌​‌‍‍‌‌ ‌‍‌‍‌‌​ ‌‌ ​​‌ ‌‌‌‍​‍‌‍ ​‌‍‍‌‌ ​ ‌‍‍​‌‍‌‌‌‍‌​​‍​‍‌ ‌
Bauwerkserhaltung​​​​‌ ‍ ​‍​‍‌‍ ‌ ​‍‌‍‍‌‌‍‌ ‌‍‍‌‌‍ ‍​‍​‍​ ‍‍​‍​‍‌ ​ ‌‍​‌‌‍ ‍‌‍‍‌‌ ‌​‌ ‍‌​‍ ‍‌‍‍‌‌‍ ​‍​‍​‍ ​​‍​‍‌‍‍​‌ ​‍‌‍‌‌‌‍‌‍​‍​‍​ ‍‍​‍​‍‌‍‍​‌ ‌​‌ ‌​‌ ​​​ ‍‍​‍ ​‍ ‌‍ ​‌‍ ‌‍​ ‌‍​‌‌‍ ​‌‍‍​‌‍ ‌ ​ ‌ ‌​​ ‍‍​ ​ ​ ​ ​ ​ ​ ​ ​‍ ‌‍‍‌‌‍ ‍‌ ‌​‌‍‌‌‌‍ ‍‌ ‌​​‍ ‌‍‌‌‌‍‌​‌‍‍‌‌ ‌​​‍ ‌‍ ‌‌‍ ‌‍‌​‌‍‌‌​ ‌‌ ​​‌ ​‍‌‍‌‌‌ ​ ‌‍‌‌‌‍ ‍‌ ‌​‌‍​‌‌ ‌​‌‍‍‌‌‍ ‌‍ ‍​ ‍ ‌‍‍‌‌‍‌​​ ‌​ ​​​ ​​‌‍​ ​ ‍​‌‍‌​‌‍‌​‌‍‌​​ ​‍​‍ ‌​ ‌‍​ ​‌​ ​ ‌‍​‍​‍ ‌​ ‌​​ ‌​‌‍‌‌‌‍​ ​‍ ‌‌‍​‌​ ‌ ​ ‌​‌‍​‍​‍ ‌​ ​​​ ​​‌‍​‍‌‍‌‌‌‍​ ​ ‌‌​ ‌‌​ ​‍​ ​ ‌‍​ ‌‍​‌​ ​‍​ ‍ ‌ ‌​‌ ‍‌‌ ​​‌‍‌‌​ ‌‌‍​ ‌‍ ‌‍ ‌‌ ​​‌‍‌‌‌ ‌​‌‍‌‌‌‍ ‍‌‍​ ‌‍‌‌​ ‍ ‌ ​​‌‍​‌‌ ‌​‌‍‍​​ ‌‌‍ ‍‌‍​‌‌‍ ‌‌‍‌‌​‍‌‌​ ‌‌‌​​‍‌‌ ‌‍‍ ‌‍‌‌‌ ‍‌​‍‌‌​ ​ ‌​‌​​‍‌‌​ ​ ‌​‌​​‍‌‌​ ​‍​ ​‍‌‍‌​‌‍‌‌​‍‌‌​ ​‍​ ​‍​‍‌‌​ ‌‌‌​‌​​‍ ‍‌ ‌‍‌‍​‌‌‍ ​‌ ‌‌‌‍‌‌​ ‌‍​‍‌‍​‌‌ ​ ‌‍‌‌‌‌‌‌‌ ​‍‌‍ ​​ ‌‌‍‍​‌ ‌​‌ ‌​‌ ​​​‍‌‌​ ​ ‌​​‌​‍‌‌​ ​‍‌​‌‍​‍‌‌​ ​‍‌​‌‍‌‍ ​‌‍ ‌‍​ ‌‍​‌‌‍ ​‌‍‍​‌‍ ‌ ​ ‌ ‌​​‍‌‌​ ​ ‌​​‌​ ​ ​ ​ ​ ​ ​ ​ ​‍‌‍‌‍‍‌‌‍‌​​ ‌​ ​​​ ​​‌‍​ ​ ‍​‌‍‌​‌‍‌​‌‍‌​​ ​‍​‍ ‌​ ‌‍​ ​‌​ ​ ‌‍​‍​‍ ‌​ ‌​​ ‌​‌‍‌‌‌‍​ ​‍ ‌‌‍​‌​ ‌ ​ ‌​‌‍​‍​‍ ‌​ ​​​ ​​‌‍​‍‌‍‌‌‌‍​ ​ ‌‌​ ‌‌​ ​‍​ ​ ‌‍​ ‌‍​‌​ ​‍​‍‌‍‌ ‌​‌ ‍‌‌ ​​‌‍‌‌​ ‌‌‍​ ‌‍ ‌‍ ‌‌ ​​‌‍‌‌‌ ‌​‌‍‌‌‌‍ ‍‌‍​ ‌‍‌‌​‍‌‍‌ ​​‌‍​‌‌ ‌​‌‍‍​​ ‌‌‍ ‍‌‍​‌‌‍ ‌‌‍‌‌​‍‌‌​ ‌‌‌​​‍‌‌ ‌‍‍ ‌‍‌‌‌ ‍‌​‍‌‌​ ​ ‌​‌​​‍‌‌​ ​ ‌​‌​​‍‌‌​ ​‍​ ​‍‌‍‌​‌‍‌‌​‍‌‌​ ​‍​ ​‍​‍‌‌​ ‌‌‌​‌​​‍ ‍‌ ‌‍‌‍​‌‌‍ ​‌ ‌‌‌‍‌‌​‍‌‍‌ ​​‌‍‌‌‌ ​‍‌ ​ ‌ ​​‌‍‌‌‌‍​ ‌ ‌​‌‍‍‌‌ ‌‍‌‍‌‌​ ‌‌ ​​‌ ‌‌‌‍​‍‌‍ ​‌‍‍‌‌ ​ ‌‍‍​‌‍‌‌‌‍‌​​‍​‍‌ ‌Grundbau und Geotechnik​​​​‌ ‍ ​‍​‍‌‍ ‌ ​‍‌‍‍‌‌‍‌ ‌‍‍‌‌‍ ‍​‍​‍​ ‍‍​‍​‍‌ ​ ‌‍​‌‌‍ ‍‌‍‍‌‌ ‌​‌ ‍‌​‍ ‍‌‍‍‌‌‍ ​‍​‍​‍ ​​‍​‍‌‍‍​‌ ​‍‌‍‌‌‌‍‌‍​‍​‍​ ‍‍​‍​‍‌‍‍​‌ ‌​‌ ‌​‌ ​​​ ‍‍​‍ ​‍ ‌‍ ​‌‍ ‌‍​ ‌‍​‌‌‍ ​‌‍‍​‌‍ ‌ ​ ‌ ‌​​ ‍‍​ ​ ​ ​ ​ ​ ​ ​ ​‍ ‌‍‍‌‌‍ ‍‌ ‌​‌‍‌‌‌‍ ‍‌ ‌​​‍ ‌‍‌‌‌‍‌​‌‍‍‌‌ ‌​​‍ ‌‍ ‌‌‍ ‌‍‌​‌‍‌‌​ ‌‌ ​​‌ ​‍‌‍‌‌‌ ​ ‌‍‌‌‌‍ ‍‌ ‌​‌‍​‌‌ ‌​‌‍‍‌‌‍ ‌‍ ‍​ ‍ ‌‍‍‌‌‍‌​​ ‌​ ​ ‌‍‌‍‌‍​‌​ ​ ​ ​‌​ ‌ ​ ​​​ ​ ​‍ ‌​ ‌​​ ​ ‌‍‌​​ ‌‌​‍ ‌​ ‌​​ ‌ ​ ​​​ ‌‍​‍ ‌‌‍​‌​ ‌‌​ ‌ ​ ‍​​‍ ‌​ ‍‌​ ​​​ ​‌​ ‌‍​ ​‍‌‍‌‍​ ‍‌​ ‌‍​ ​​‌‍‌‍‌‍‌​​ ‍​​ ‍ ‌ ‌​‌ ‍‌‌ ​​‌‍‌‌​ ‌‌‍​ ‌‍ ‌‍ ‌‌ ​​‌‍‌‌‌ ‌​‌‍‌‌‌‍ ‍‌‍​ ‌‍‌‌​ ‍ ‌ ​​‌‍​‌‌ ‌​‌‍‍​​ ‌‌‍ ‍‌‍​‌‌‍ ‌‌‍‌‌​‍‌‌​ ‌‌‌​​‍‌‌ ‌‍‍ ‌‍‌‌‌ ‍‌​‍‌‌​ ​ ‌​‌​​‍‌‌​ ​ ‌​‌​​‍‌‌​ ​‍​ ​‍‌‍‌​‌‍‌‌​‍‌‌​ ​‍​ ​‍​‍‌‌​ ‌‌‌​‌​​‍ ‍‌ ‌‍‌‍​‌‌‍ ​‌ ‌‌‌‍‌‌​ ‌‍​‍‌‍​‌‌ ​ ‌‍‌‌‌‌‌‌‌ ​‍‌‍ ​​ ‌‌‍‍​‌ ‌​‌ ‌​‌ ​​​‍‌‌​ ​ ‌​​‌​‍‌‌​ ​‍‌​‌‍​‍‌‌​ ​‍‌​‌‍‌‍ ​‌‍ ‌‍​ ‌‍​‌‌‍ ​‌‍‍​‌‍ ‌ ​ ‌ ‌​​‍‌‌​ ​ ‌​​‌​ ​ ​ ​ ​ ​ ​ ​ ​‍‌‍‌‍‍‌‌‍‌​​ ‌​ ​ ‌‍‌‍‌‍​‌​ ​ ​ ​‌​ ‌ ​ ​​​ ​ ​‍ ‌​ ‌​​ ​ ‌‍‌​​ ‌‌​‍ ‌​ ‌​​ ‌ ​ ​​​ ‌‍​‍ ‌‌‍​‌​ ‌‌​ ‌ ​ ‍​​‍ ‌​ ‍‌​ ​​​ ​‌​ ‌‍​ ​‍‌‍‌‍​ ‍‌​ ‌‍​ ​​‌‍‌‍‌‍‌​​ ‍​​‍‌‍‌ ‌​‌ ‍‌‌ ​​‌‍‌‌​ ‌‌‍​ ‌‍ ‌‍ ‌‌ ​​‌‍‌‌‌ ‌​‌‍‌‌‌‍ ‍‌‍​ ‌‍‌‌​‍‌‍‌ ​​‌‍​‌‌ ‌​‌‍‍​​ ‌‌‍ ‍‌‍​‌‌‍ ‌‌‍‌‌​‍‌‌​ ‌‌‌​​‍‌‌ ‌‍‍ ‌‍‌‌‌ ‍‌​‍‌‌​ ​ ‌​‌​​‍‌‌​ ​ ‌​‌​​‍‌‌​ ​‍​ ​‍‌‍‌​‌‍‌‌​‍‌‌​ ​‍​ ​‍​‍‌‌​ ‌‌‌​‌​​‍ ‍‌ ‌‍‌‍​‌‌‍ ​‌ ‌‌‌‍‌‌​‍‌‍‌ ​​‌‍‌‌‌ ​‍‌ ​ ‌ ​​‌‍‌‌‌‍​ ‌ ‌​‌‍‍‌‌ ‌‍‌‍‌‌​ ‌‌ ​​‌ ‌‌‌‍​‍‌‍ ​‌‍‍‌‌ ​ ‌‍‍​‌‍‌‌‌‍‌​​‍​‍‌ ‌Naturgefahren​​​​‌ ‍ ​‍​‍‌‍ ‌ ​‍‌‍‍‌‌‍‌ ‌‍‍‌‌‍ ‍​‍​‍​ ‍‍​‍​‍‌ ​ ‌‍​‌‌‍ ‍‌‍‍‌‌ ‌​‌ ‍‌​‍ ‍‌‍‍‌‌‍ ​‍​‍​‍ ​​‍​‍‌‍‍​‌ ​‍‌‍‌‌‌‍‌‍​‍​‍​ ‍‍​‍​‍‌‍‍​‌ ‌​‌ ‌​‌ ​​​ ‍‍​‍ ​‍ ‌‍ ​‌‍ ‌‍​ ‌‍​‌‌‍ ​‌‍‍​‌‍ ‌ ​ ‌ ‌​​ ‍‍​ ​ ​ ​ ​ ​ ​ ​ ​‍ ‌‍‍‌‌‍ ‍‌ ‌​‌‍‌‌‌‍ ‍‌ ‌​​‍ ‌‍‌‌‌‍‌​‌‍‍‌‌ ‌​​‍ ‌‍ ‌‌‍ ‌‍‌​‌‍‌‌​ ‌‌ ​​‌ ​‍‌‍‌‌‌ ​ ‌‍‌‌‌‍ ‍‌ ‌​‌‍​‌‌ ‌​‌‍‍‌‌‍ ‌‍ ‍​ ‍ ‌‍‍‌‌‍‌​​ ‌‌‍​‍‌‍‌‍‌‍‌​‌‍​‍​ ‌​​ ​​​ ‌ ‌‍‌‌​‍ ‌‌‍​‍‌‍‌‌‌‍‌‌‌‍​‌​‍ ‌​ ‌​​ ‌​‌‍‌‍‌‍‌‌​‍ ‌​ ‍‌‌‍‌‍​ ‍​​ ‌‍​‍ ‌​ ​‌​ ​‌​ ‌‌‌‍‌‌​ ​‍​ ‌‌​ ​ ‌‍‌‌​ ‌‍‌‍​‌​ ​ ‌‍​‌​ ‍ ‌ ‌​‌ ‍‌‌ ​​‌‍‌‌​ ‌‌‍​ ‌‍ ‌‍ ‌‌ ​​‌‍‌‌‌ ‌​‌‍‌‌‌‍ ‍‌‍​ ‌‍‌‌​ ‍ ‌ ​​‌‍​‌‌ ‌​‌‍‍​​ ‌‌‍ ‍‌‍​‌‌‍ ‌‌‍‌‌​‍‌‌​ ‌‌‌​​‍‌‌ ‌‍‍ ‌‍‌‌‌ ‍‌​‍‌‌​ ​ ‌​‌​​‍‌‌​ ​ ‌​‌​​‍‌‌​ ​‍​ ​‍‌‍‌​‌‍‌‌​‍‌‌​ ​‍​ ​‍​‍‌‌​ ‌‌‌​‌​​‍ ‍‌ ‌‍‌‍​‌‌‍ ​‌ ‌‌‌‍‌‌​ ‌‍​‍‌‍​‌‌ ​ ‌‍‌‌‌‌‌‌‌ ​‍‌‍ ​​ ‌‌‍‍​‌ ‌​‌ ‌​‌ ​​​‍‌‌​ ​ ‌​​‌​‍‌‌​ ​‍‌​‌‍​‍‌‌​ ​‍‌​‌‍‌‍ ​‌‍ ‌‍​ ‌‍​‌‌‍ ​‌‍‍​‌‍ ‌ ​ ‌ ‌​​‍‌‌​ ​ ‌​​‌​ ​ ​ ​ ​ ​ ​ ​ ​‍‌‍‌‍‍‌‌‍‌​​ ‌‌‍​‍‌‍‌‍‌‍‌​‌‍​‍​ ‌​​ ​​​ ‌ ‌‍‌‌​‍ ‌‌‍​‍‌‍‌‌‌‍‌‌‌‍​‌​‍ ‌​ ‌​​ ‌​‌‍‌‍‌‍‌‌​‍ ‌​ ‍‌‌‍‌‍​ ‍​​ ‌‍​‍ ‌​ ​‌​ ​‌​ ‌‌‌‍‌‌​ ​‍​ ‌‌​ ​ ‌‍‌‌​ ‌‍‌‍​‌​ ​ ‌‍​‌​‍‌‍‌ ‌​‌ ‍‌‌ ​​‌‍‌‌​ ‌‌‍​ ‌‍ ‌‍ ‌‌ ​​‌‍‌‌‌ ‌​‌‍‌‌‌‍ ‍‌‍​ ‌‍‌‌​‍‌‍‌ ​​‌‍​‌‌ ‌​‌‍‍​​ ‌‌‍ ‍‌‍​‌‌‍ ‌‌‍‌‌​‍‌‌​ ‌‌‌​​‍‌‌ ‌‍‍ ‌‍‌‌‌ ‍‌​‍‌‌​ ​ ‌​‌​​‍‌‌​ ​ ‌​‌​​‍‌‌​ ​‍​ ​‍‌‍‌​‌‍‌‌​‍‌‌​ ​‍​ ​‍​‍‌‌​ ‌‌‌​‌​​‍ ‍‌ ‌‍‌‍​‌‌‍ ​‌ ‌‌‌‍‌‌​‍‌‍‌ ​​‌‍‌‌‌ ​‍‌ ​ ‌ ​​‌‍‌‌‌‍​ ‌ ‌​‌‍‍‌‌ ‌‍‌‍‌‌​ ‌‌ ​​‌ ‌‌‌‍​‍‌‍ ​‌‍‍‌‌ ​ ‌‍‍​‌‍‌‌‌‍‌​​‍​‍‌ ‌
2016-2023
Projektbearbeitung